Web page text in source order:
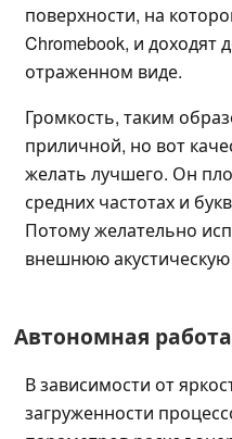
поверхности, на
Chromebook, и доходят
отраженном виде.
Громкость, таким
приличной, но вот
желать лучшего. Он
средних частотах и
Потому желательно
внешнюю акустическую
Автономная работа
В зависимости от
загруженности